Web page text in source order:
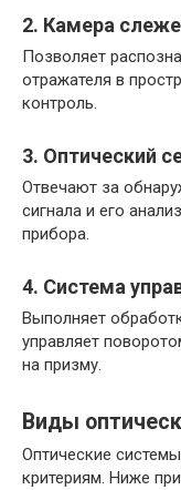
2. Камера
Позволяет
отражателя в
контроль.
3. Оптический
Отвечают за
сигнала и его
прибора.
4. Система
Выполняет
управляет
на призму.
Виды
Оптические
критериям. Ниже